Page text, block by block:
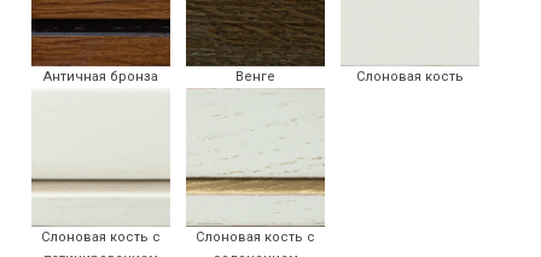
Античная бронза Венге Слоновая кость
Слоновая кость с
Слоновая кость с